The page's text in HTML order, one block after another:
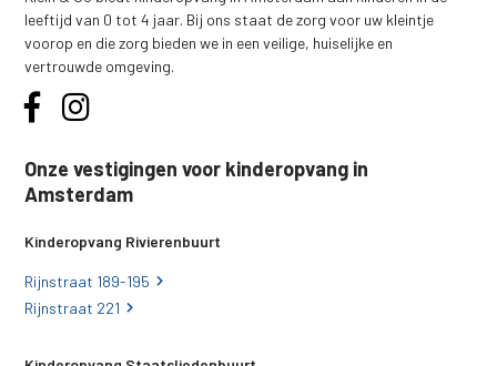
leeftijd van 0 tot 4 jaar. Bij ons staat de zorg voor uw kleintje
voorop en die zorg bieden we in een veilige, huiselijke en
vertrouwde omgeving.
Onze vestigingen voor kinderopvang in
Amsterdam
Kinderopvang Rivierenbuurt
Rijnstraat 189-195
Rijnstraat 221